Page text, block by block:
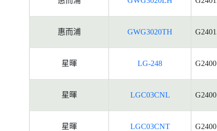
惠而浦 GWG3020TH
星暉 LG-248
星暉 LGC03CNL
星暉 LGC03CNT